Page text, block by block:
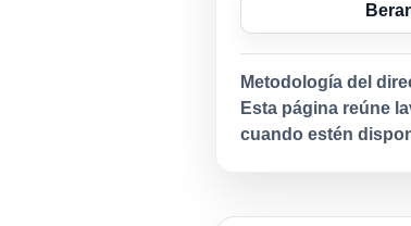
Metodología del
Esta página reúne
cuando estén